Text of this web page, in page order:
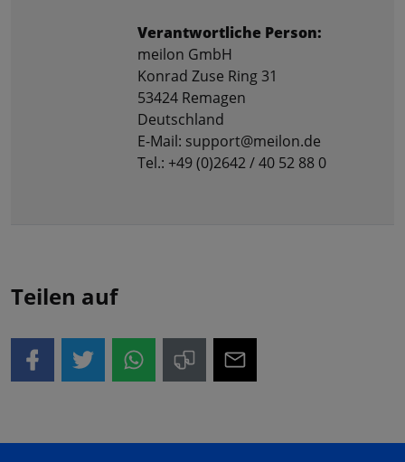
Verantwortliche Person:
meilon GmbH
Konrad Zuse Ring 31
53424 Remagen
Deutschland
E-Mail: support@meilon.de
Tel.: +49 (0)2642 / 40 52 88 0
Teilen auf